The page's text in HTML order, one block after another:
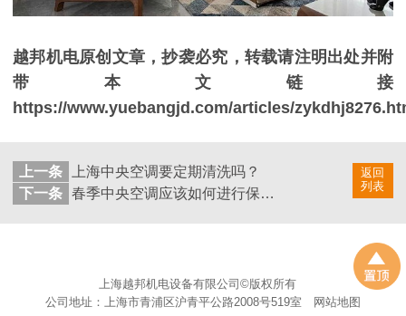
越邦机电原创文章，抄袭必究，转载请注明出处并附
带本文链接
https://www.yuebangjd.com/articles/
返回
列表
上一条
上海中央空调要定期清洗吗？
下一条
春季中央空调应该如何进行保养？
上海越邦机电设备有限公司©版权所有
公司地址：上海市青浦区沪青平公路2008号519室
网站地图